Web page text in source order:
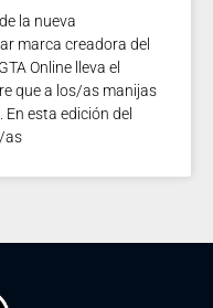
la nueva
marca creadora del
Online lleva el
que a los/as manijas
esta edición del
as